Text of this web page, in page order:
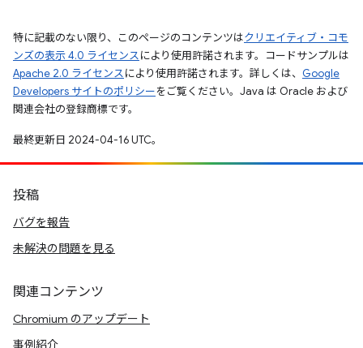
特に記載のない限り、このページのコンテンツはクリエイティブ・コモ
ンズの表示 4.0 ライセンスにより使用許諾されます。コードサンプルは
Apache 2.0 ライセンスにより使用許諾されます。詳しくは、 Google
Developers サイトのポリシーをご覧ください。Java は Oracle および
関連会社の登録商標です。
最終更新日 2024-04-16 UTC。
投稿
バグを報告
未解決の問題を見る
関連コンテンツ
Chromium のアップデート
事例紹介